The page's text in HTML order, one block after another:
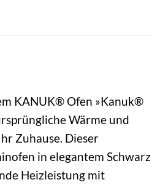
KANUK® Ofen »Kanuk®
Wärme und
Zuhause. Dieser
in elegantem Schwarz
Heizleistung mit